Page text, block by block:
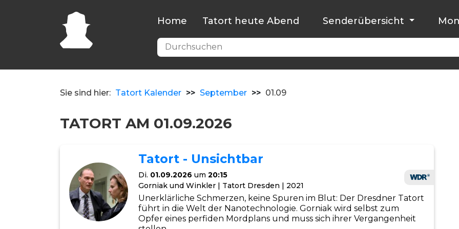
Home Tatort heute Abend Senderübersicht
Sie sind hier: Tatort Kalender >> September >> 01.09
TATORT AM 01.09.2026
Tatort - Unsichtbar
Di. 01.09.2026 um 20:15
Gorniak und Winkler | Tatort Dresden | 2021
Unerklärliche Schmerzen, keine Spuren im Blut: Der Dresdner Tatort
führt in die Welt der Nanotechnologie. Gorniak wird selbst zum
Opfer eines perfiden Mordplans und muss sich ihrer Vergangenheit